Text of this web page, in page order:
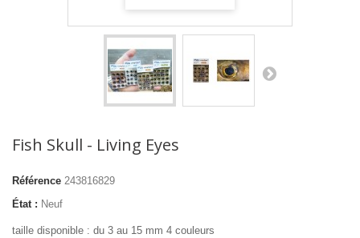
Fish Skull - Living Eyes
Référence 243816829
État : Neuf
taille disponible : du 3 au 15 mm 4 couleurs